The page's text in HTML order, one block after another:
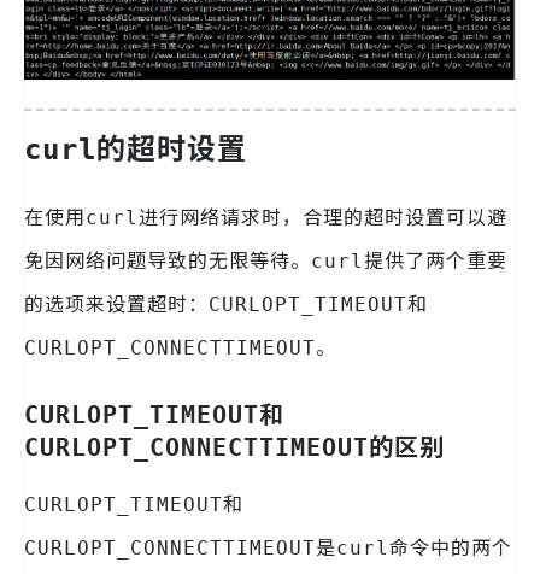
curl的超时设置
在使用curl进行网络请求时，合理的超时设置可以避
免因网络问题导致的无限等待。
curl提供了两个重要
的选项来设置超时：
CURLOPT_TIMEOUT和
CURLOPT_CONNECTTIMEOUT。
CURLOPT_TIMEOUT和
CURLOPT_CONNECTTIMEOUT的区别
CURLOPT_TIMEOUT和
CURLOPT_CONNECTTIMEOUT是curl命令中的两个